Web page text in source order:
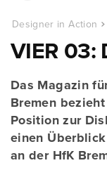
Designer in Action
VIER 03:
Das Magazin
Bremen
Position zur
einen
an der HfK